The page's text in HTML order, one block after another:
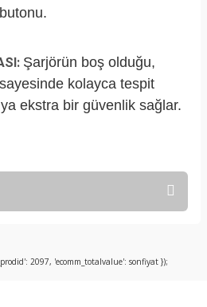
Şarjörün boş olduğu,
sayesinde kolayca tespit
ekstra bir güvenlik sağlar.
ilk yorumu siz yapın!
2097, 'ecomm_totalvalue': sonfiyat });